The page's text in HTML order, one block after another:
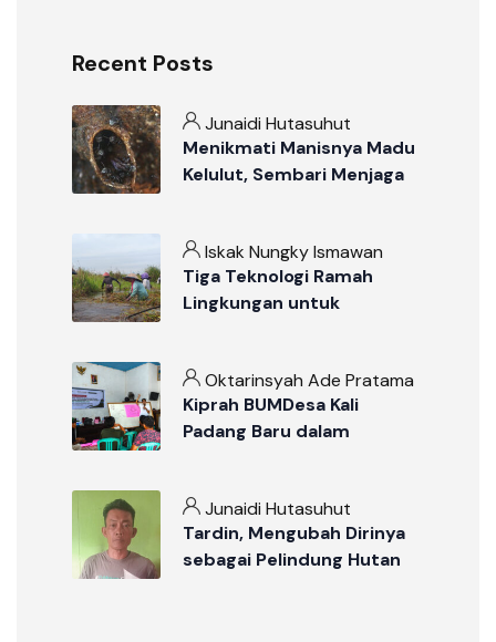
Recent Posts
Junaidi Hutasuhut
Menikmati Manisnya Madu
Kelulut, Sembari Menjaga
Iskak Nungky Ismawan
Tiga Teknologi Ramah
Lingkungan untuk
Oktarinsyah Ade Pratama
Kiprah BUMDesa Kali
Padang Baru dalam
Junaidi Hutasuhut
Tardin, Mengubah Dirinya
sebagai Pelindung Hutan